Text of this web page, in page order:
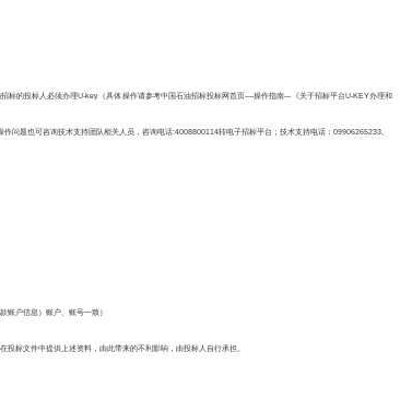
的投标人必须办理U-key（具体操作请参考中国石油招标投标网首页----操作指南---《关于招标平台U-KEY办理和
问题也可咨询技术支持团队相关人员，咨询电话:4008800114转电子招标平台；技术支持电话：09906265233。
账户信息）账户、账号一致）
标文件中提供上述资料，由此带来的不利影响，由投标人自行承担。